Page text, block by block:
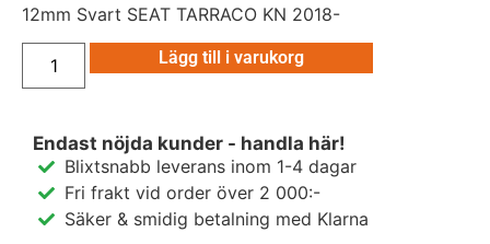
12mm Svart SEAT TARRACO KN 2018-
Lägg till i varukorg
Endast nöjda kunder - handla här!
Blixtsnabb leverans inom 1-4 dagar
Fri frakt vid order över 2 000:-
Säker & smidig betalning med Klarna